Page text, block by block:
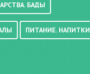
краска для волос
БАДЫ
ПИТАНИЕ. НАПИТКИ